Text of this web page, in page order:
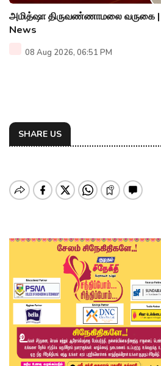
அமித்ஷா திருவண்ணாமலை வருகை |
News
08 Aug 2026, 06:51 PM
SHARE US